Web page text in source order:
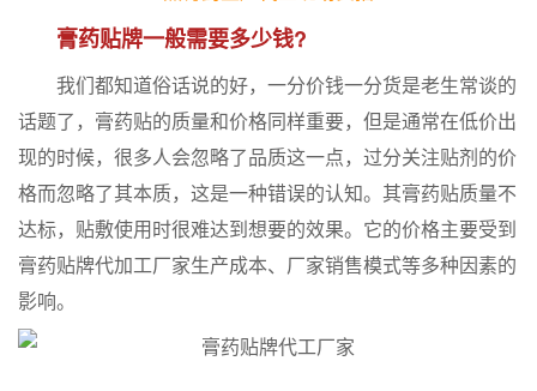
膏药贴牌一般需要多少钱?
我们都知道俗话说的好，一分价钱一分货是老生常谈的
话题了，膏药贴的质量和价格同样重要，但是通常在低价出
现的时候，很多人会忽略了品质这一点，过分关注贴剂的价
格而忽略了其本质，这是一种错误的认知。其膏药贴质量不
达标，贴敷使用时很难达到想要的效果。它的价格主要受到
膏药贴牌代加工厂家生产成本、厂家销售模式等多种因素的
影响。